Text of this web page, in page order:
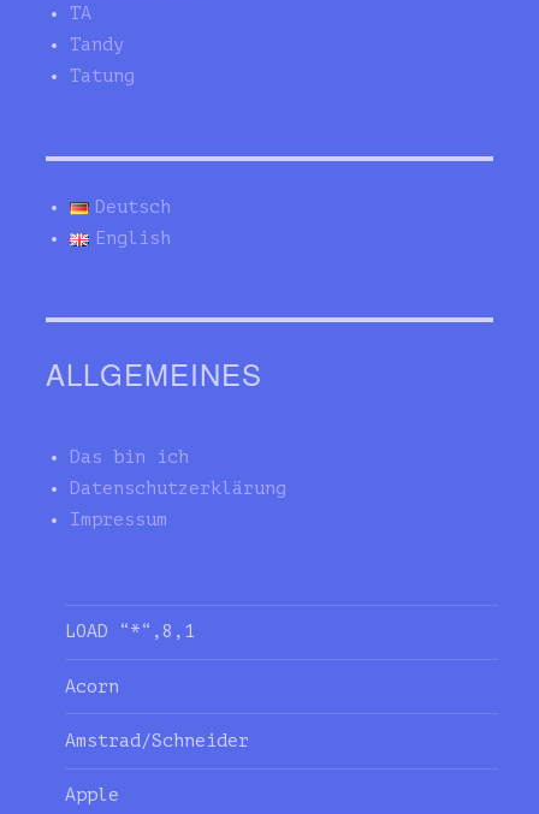
TA
Tandy
Tatung
Deutsch
English
ALLGEMEINES
Das bin ich
Datenschutzerklärung
Impressum
LOAD “*“,8,1
Acorn
Amstrad/Schneider
Apple